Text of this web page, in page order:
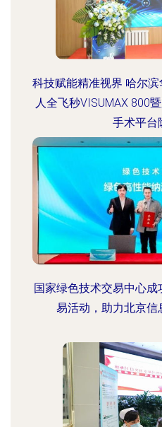
科技赋能精准视界 哈尔
人全飞秒VISUMAX 800
手术平台
国家绿色技术交易中心
易活动，助力北京信